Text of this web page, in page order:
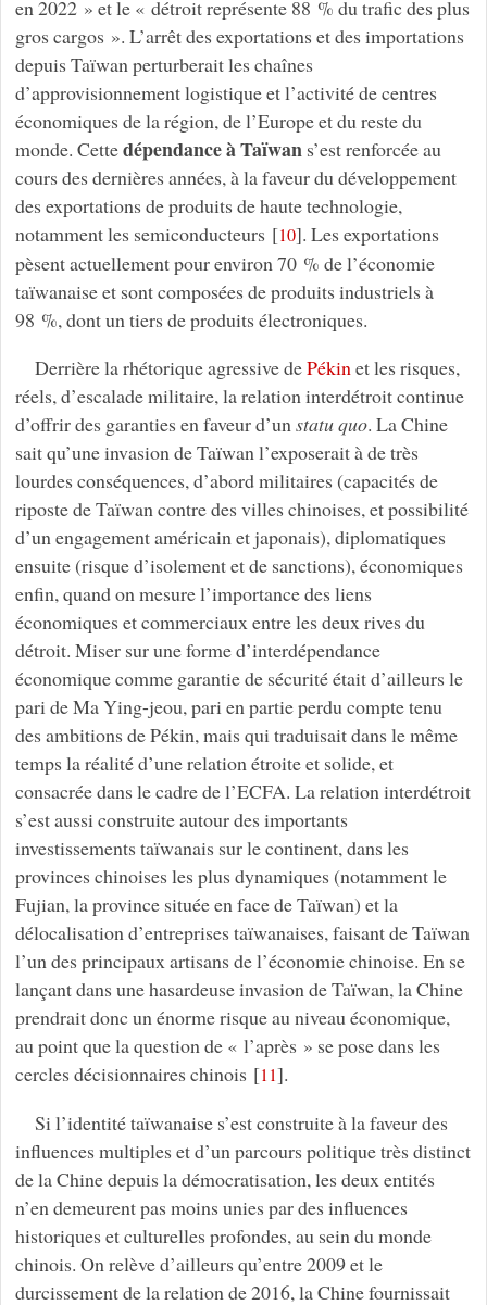
en 2022 » et le « détroit représente 88 % du trafic des plus
gros cargos ». L’arrêt des exportations et des importations
depuis Taïwan perturberait les chaînes
d’approvisionnement logistique et l’activité de centres
économiques de la région, de l’Europe et du reste du
monde. Cettedépendance à Taïwans’est renforcée au
cours des dernières années, à la faveur du développement
des exportations de produits de haute technologie,
notamment les semiconducteurs [10]. Les exportations
pèsent actuellement pour environ 70 % de l’économie
taïwanaise et sont composées de produits industriels à
98 %, dont un tiers de produits électroniques.
Derrière la rhétorique agressive dePékinet les risques,
réels, d’escalade militaire, la relation interdétroit continue
d’offrir des garanties en faveur d’unstatu quo. La Chine
sait qu’une invasion de Taïwan l’exposerait à de très
lourdes conséquences, d’abord militaires (capacités de
riposte de Taïwan contre des villes chinoises, et possibilité
d’un engagement américain et japonais), diplomatiques
ensuite (risque d’isolement et de sanctions), économiques
enfin, quand on mesure l’importance des liens
économiques et commerciaux entre les deux rives du
détroit. Miser sur une forme d’interdépendance
économique comme garantie de sécurité était d’ailleurs le
pari de Ma Ying-jeou, pari en partie perdu compte tenu
des ambitions de Pékin, mais qui traduisait dans le même
temps la réalité d’une relation étroite et solide, et
consacrée dans le cadre de l’ECFA. La relation interdétroit
s’est aussi construite autour des importants
investissements taïwanais sur le continent, dans les
provinces chinoises les plus dynamiques (notamment le
Fujian, la province située en face de Taïwan) et la
délocalisation d’entreprises taïwanaises, faisant de Taïwan
l’un des principaux artisans de l’économie chinoise. En se
lançant dans une hasardeuse invasion de Taïwan, la Chine
prendrait donc un énorme risque au niveau économique,
au point que la question de « l’après » se pose dans les
cercles décisionnaires chinois [11].
Si l’identité taïwanaise s’est construite à la faveur des
influences multiples et d’un parcours politique très distinct
de la Chine depuis la démocratisation, les deux entités
n’en demeurent pas moins unies par des influences
historiques et culturelles profondes, au sein du monde
chinois. On relève d’ailleurs qu’entre 2009 et le
durcissement de la relation de 2016, la Chine fournissait